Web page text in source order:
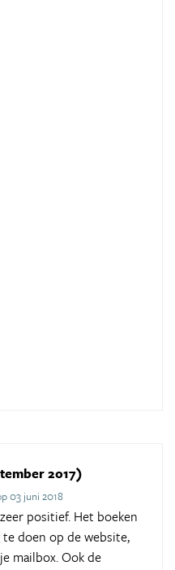
2017)
03 juni 2018
positief. Het boeken
doen op de website,
mailbox. Ook de